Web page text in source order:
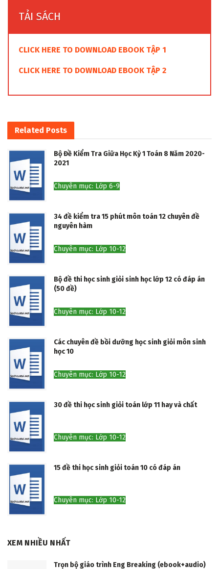
TẢI SÁCH
CLICK HERE TO DOWNLOAD EBOOK TẬP 1
CLICK HERE TO DOWNLOAD EBOOK TẬP 2
Related Posts
Bộ Đề Kiểm Tra Giữa Học Kỳ 1 Toán 8 Năm 2020-
2021
Chuyên mục: Lớp 6-9
34 đề kiểm tra 15 phút môn toán 12 chuyên đề
nguyên hàm
Chuyên mục: Lớp 10-12
Bộ đề thi học sinh giỏi sinh học lớp 12 có đáp án
(50 đề)
Chuyên mục: Lớp 10-12
Các chuyên đề bồi dưỡng học sinh giỏi môn sinh
học 10
Chuyên mục: Lớp 10-12
30 đề thi học sinh giỏi toán lớp 11 hay và chất
Chuyên mục: Lớp 10-12
15 đề thi học sinh giỏi toán 10 có đáp án
Chuyên mục: Lớp 10-12
XEM NHIỀU NHẤT
Trọn bộ giáo trình Eng Breaking (ebook+audio)